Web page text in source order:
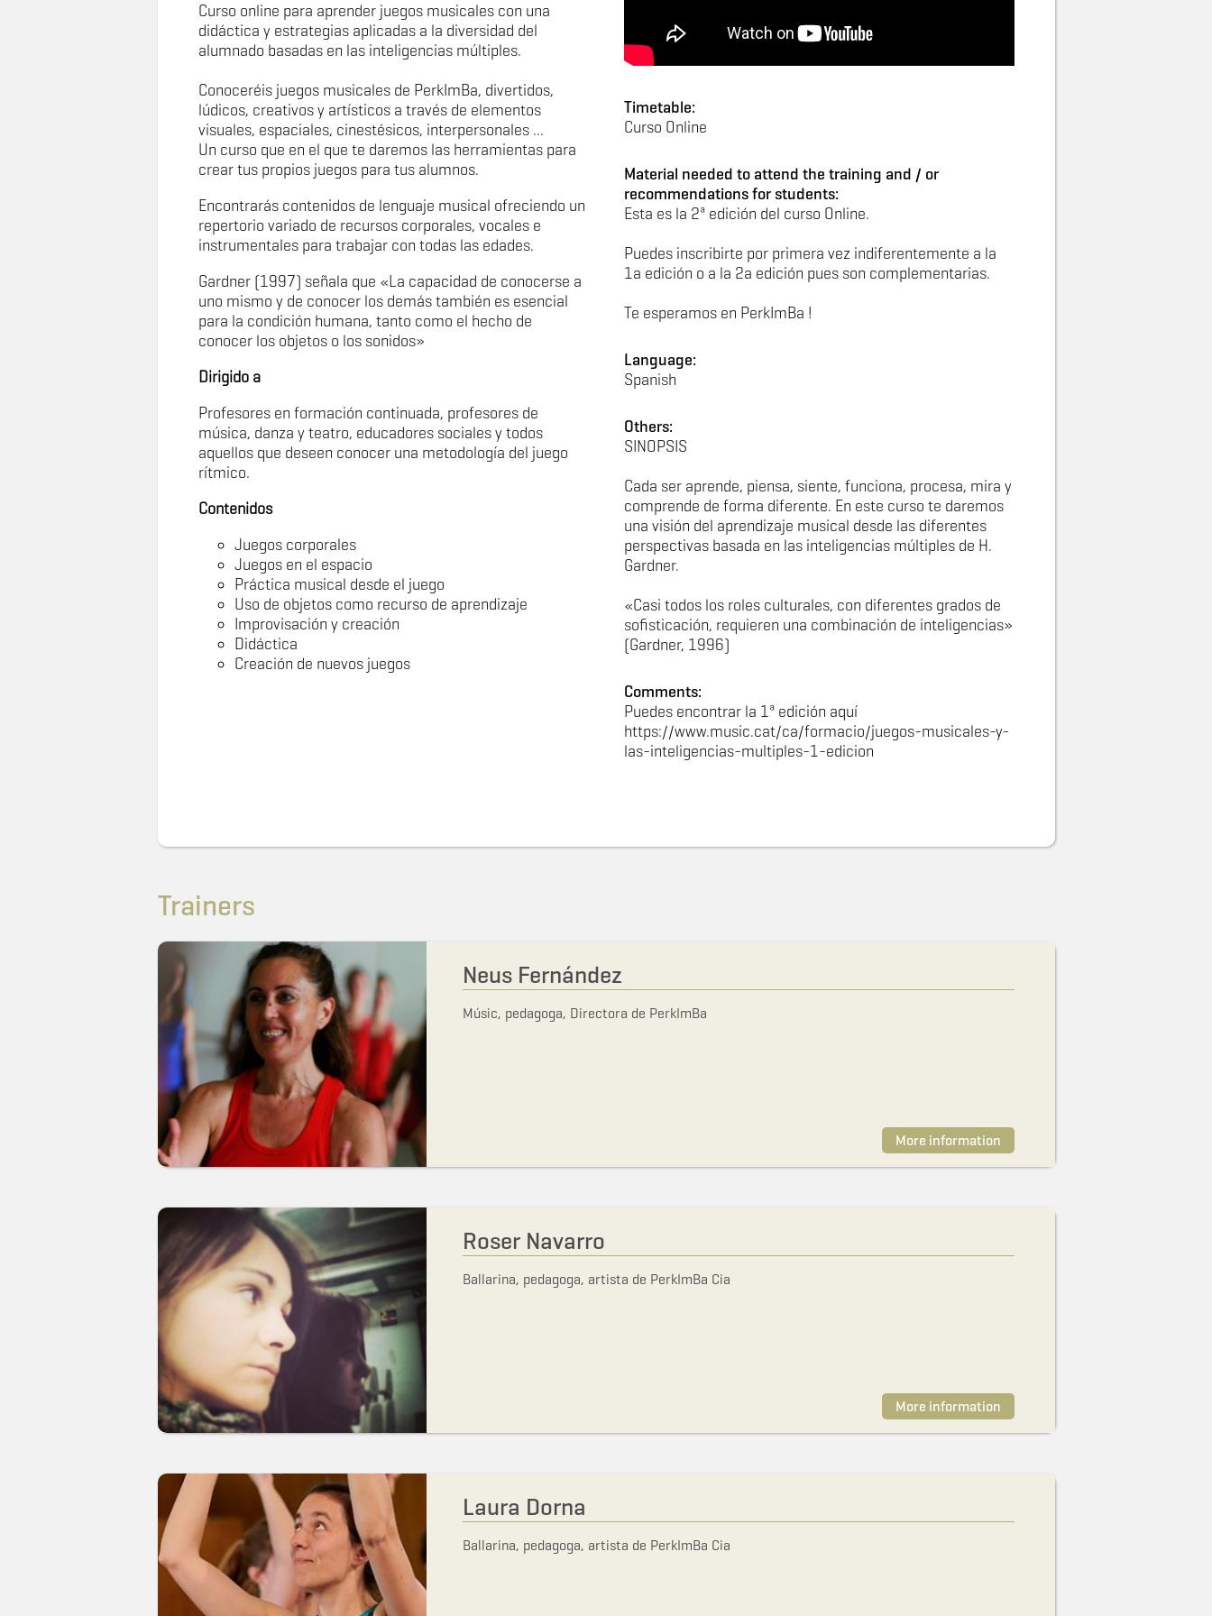
Curso online para aprender juegos musicales con una
didáctica y estrategias aplicadas a la diversidad del
alumnado basadas en las inteligencias múltiples.
Conoceréis juegos musicales de PerkImBa, divertidos,
lúdicos, creativos y artísticos a través de elementos
visuales, espaciales, cinestésicos, interpersonales ...
Un curso que en el que te daremos las herramientas para
crear tus propios juegos para tus alumnos.
Encontrarás contenidos de lenguaje musical ofreciendo un
repertorio variado de recursos corporales, vocales e
instrumentales para trabajar con todas las edades.
Gardner (1997) señala que «La capacidad de conocerse a
uno mismo y de conocer los demás también es esencial
para la condición humana, tanto como el hecho de
conocer los objetos o los sonidos»
Dirigido a
Profesores en formación continuada, profesores de
música, danza y teatro, educadores sociales y todos
aquellos que deseen conocer una metodología del juego
rítmico.
Contenidos
Juegos corporales
Juegos en el espacio
Práctica musical desde el juego
Uso de objetos como recurso de aprendizaje
Improvisación y creación
Didáctica
Creación de nuevos juegos
Timetable:
Curso Online
Material needed to attend the training and / or
recommendations for students:
Esta es la 2ª edición del curso Online.
Puedes inscribirte por primera vez indiferentemente a la
1a edición o a la 2a edición pues son complementarias.
Te esperamos en PerkImBa !
Language:
Spanish
Others:
SINOPSIS
Cada ser aprende, piensa, siente, funciona, procesa, mira y
comprende de forma diferente. En este curso te daremos
una visión del aprendizaje musical desde las diferentes
perspectivas basada en las inteligencias múltiples de H.
Gardner.
«Casi todos los roles culturales, con diferentes grados de
sofisticación, requieren una combinación de inteligencias»
(Gardner, 1996)
Comments:
Puedes encontrar la 1ª edición aquí
https://www.music.cat/ca/formacio/juegos-musicales-y-
las-inteligencias-multiples-1-edicion
Trainers
Neus Fernández
Músic, pedagoga, Directora de PerkImBa
More information
Roser Navarro
Ballarina, pedagoga, artista de PerkImBa Cia
More information
Laura Dorna
Ballarina, pedagoga, artista de PerkImBa Cia